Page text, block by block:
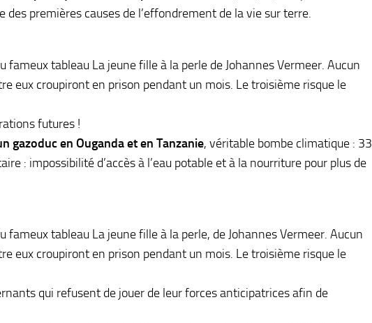
des premières causes de l’effondrement de la vie sur terre.
tableau La jeune fille à la perle de Johannes Vermeer. Aucun
eux croupiront en prison pendant un mois. Le troisième risque le
futures !
gazoduc en Ouganda et en Tanzanie, véritable bombe climatique : 33
: impossibilité d’accès à l’eau potable et à la nourriture pour plus de
tableau La jeune fille à la perle, de Johannes Vermeer. Aucun
eux croupiront en prison pendant un mois. Le troisième risque le
qui refusent de jouer de leur forces anticipatrices afin de